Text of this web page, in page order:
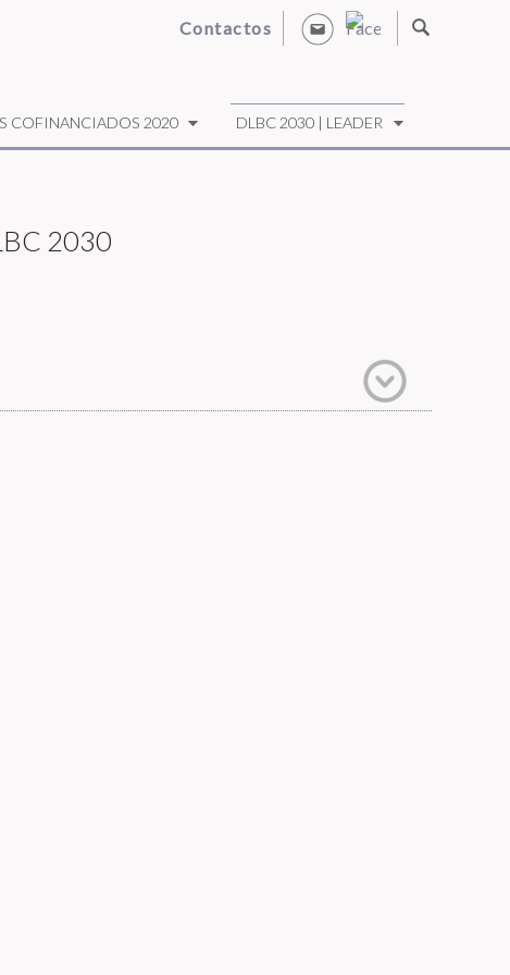
Contactos
COFINANCIADOS 2020 DLBC 2030 | LEADER
2030